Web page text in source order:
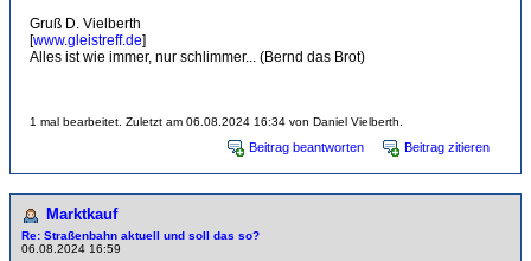
Gruß D. Vielberth
[www.gleistreff.de]
Alles ist wie immer, nur schlimmer... (Bernd das Brot)
1 mal bearbeitet. Zuletzt am 06.08.2024 16:34 von Daniel Vielberth.
Beitrag beantworten Beitrag zitieren
Marktkauf
Re: Straßenbahn aktuell und soll das so?
06.08.2024 16:59